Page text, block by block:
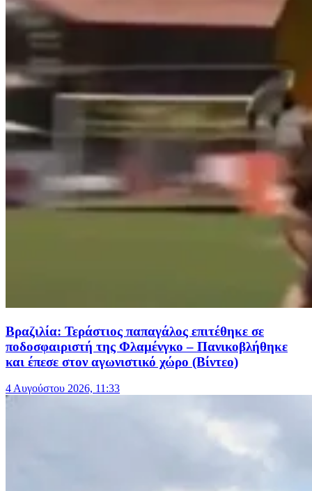
Βραζιλία: Τεράστιος παπαγάλος επιτέθηκε σε
ποδοσφαιριστή της Φλαμένγκο – Πανικοβλήθηκε
και έπεσε στον αγωνιστικό χώρο (Βίντεο)
4 Αυγούστου 2026, 11:33